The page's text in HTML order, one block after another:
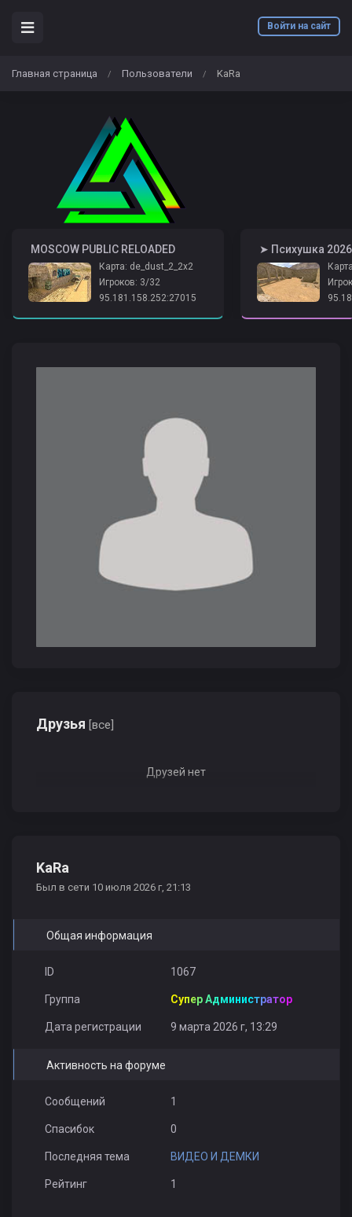
Войти на сайт
Главная страница / Пользователи / KaRa
️ MOSCOW PUBLIC RELOADED
Карта: de_dust_2_2x2
Игроков: 3/32
95.181.158.252:27015
Друзья [все]
Друзей нет
KaRa
Был в сети 10 июля 2026 г, 21:13
Общая информация
ID 1067
Группа Супер Администратор
Дата регистрации 9 марта 2026 г, 13:29
Активность на форуме
Сообщений 1
Спасибок 0
Последняя тема ВИДЕО И ДЕМКИ
Рейтинг 1